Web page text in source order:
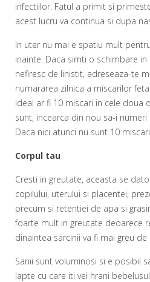
infectiilor. Fatul a primit si
acest lucru va continua si dupa
In uter nu mai e spatiu mult
inainte. Daca simti o schimbare
nefiresc de linistit, adreseaza-te
numararea zilnica a miscarilor
Ideal ar fi 10 miscari in cele doua
sunt, incearca din nou sa-i
Daca nici atunci nu sunt 10
Corpul tau
Cresti in greutate, aceasta se
copilului, uterului si placentei,
precum si retentiei de apa si
foarte mult in greutate deoarece
dinaintea sarcinii va fi mai greu
Sanii sunt voluminosi si e posibil
lapte cu care iti vei hrani